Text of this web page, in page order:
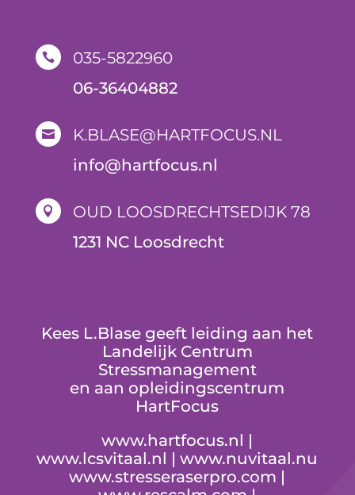

035-5822960
06-36404882

K.BLASE@HARTFOCUS.NL
info@hartfocus.nl

OUD LOOSDRECHTSEDIJK 78
1231 NC Loosdrecht
Kees L.Blase geeft leiding aan het
Landelijk Centrum
Stressmanagement
en aan opleidingscentrum
HartFocus
www.hartfocus.nl |
www.lcsvitaal.nl |www.nuvitaal.nu
www.stresseraserpro.com |